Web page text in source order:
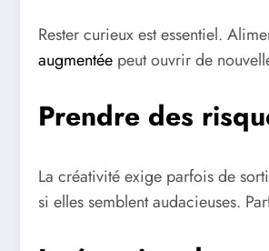
Rester curieux est essentiel.
augmentée peut ouvrir de
Prendre des
La créativité exige parfois de
si elles semblent audacieuses.